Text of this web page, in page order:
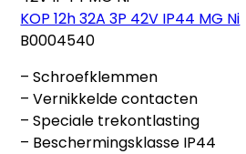
KOP 12h 32A 3P 42V IP44 MG Ni
B0004540
– Schroefklemmen
– Vernikkelde contacten
– Speciale trekontlasting
– Beschermingsklasse IP44